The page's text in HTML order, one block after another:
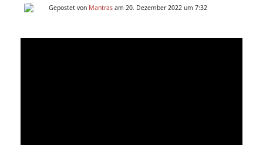
Gepostet von Mantras am 20. Dezember 2022 um 7:32